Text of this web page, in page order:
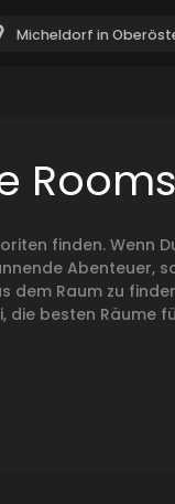
Micheldorf in
Rooms
finden. Wenn
Abenteuer,
dem Raum zu
besten Räume